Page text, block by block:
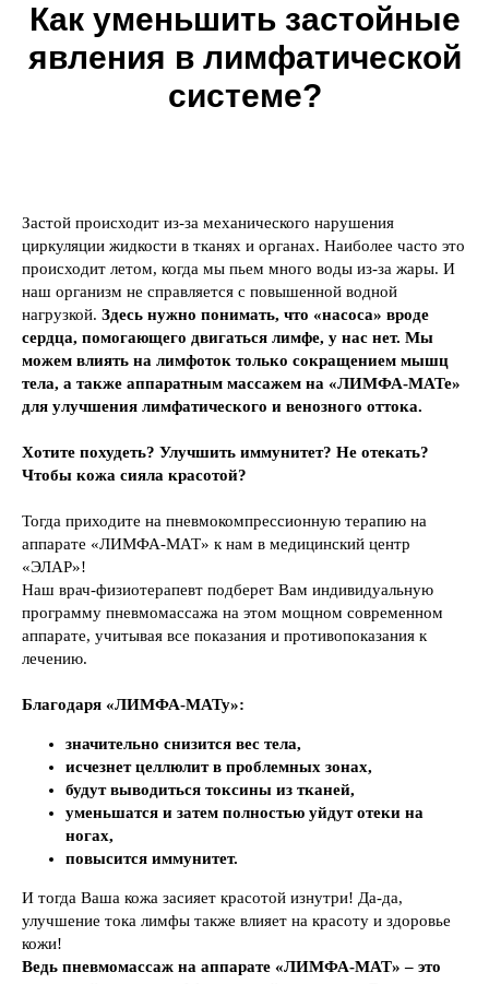
Как уменьшить застойные
явления в лимфатической
системе?
Застой происходит из-за механического нарушения
циркуляции жидкости в тканях и органах. Наиболее часто это
происходит летом, когда мы пьем много воды из-за жары. И
наш организм не справляется с повышенной водной
нагрузкой. Здесь нужно понимать, что «насоса» вроде
сердца, помогающего двигаться лимфе, у нас нет. Мы
можем влиять на лимфоток только сокращением мышц
тела, а также аппаратным массажем на «ЛИМФА-МАТе»
для улучшения лимфатического и венозного оттока.
Хотите похудеть? Улучшить иммунитет? Не отекать?
Чтобы кожа сияла красотой?
Тогда приходите на пневмокомпрессионную терапию на
аппарате «ЛИМФА-МАТ» к нам в медицинский центр
«ЭЛАР»!
Наш врач-физиотерапевт подберет Вам индивидуальную
программу пневмомассажа на этом мощном современном
аппарате, учитывая все показания и противопоказания к
лечению.
Благодаря «ЛИМФА-МАТу»:
значительно снизится вес тела,
исчезнет целлюлит в проблемных зонах,
будут выводиться токсины из тканей,
уменьшатся и затем полностью уйдут отеки на
ногах,
повысится иммунитет.
И тогда Ваша кожа засияет красотой изнутри! Да-да,
улучшение тока лимфы также влияет на красоту и здоровье
кожи!
Ведь пневмомассаж на аппарате «ЛИМФА-МАТ» – это